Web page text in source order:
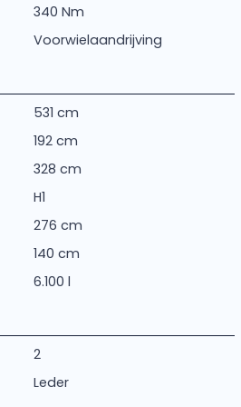
340 Nm
Voorwielaandrijving
531 cm
192 cm
328 cm
H1
276 cm
140 cm
6.100 l
2
Leder